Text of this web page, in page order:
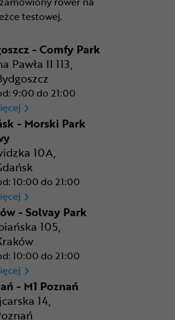
testowej.
- Comfy Park
Pawła II 113,
9:00 do 21:00
CR Bydgoszcz - Comfy Park
- Morski Park
10A,
10:00 do 21:00
CR Gdańsk - Morski Park
- Solvay Park
105,
10:00 do 21:00
CR Kraków - Solvay Park
- M1 Poznań
14,